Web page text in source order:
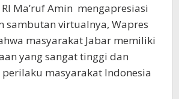
Ma’ruf Amin mengapresiasi
sambutan virtualnya, Wapres
masyarakat Jabar memiliki
yang sangat tinggi dan
masyarakat Indonesia